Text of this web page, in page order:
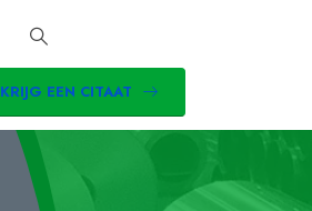
KRIJG EEN CITAAT